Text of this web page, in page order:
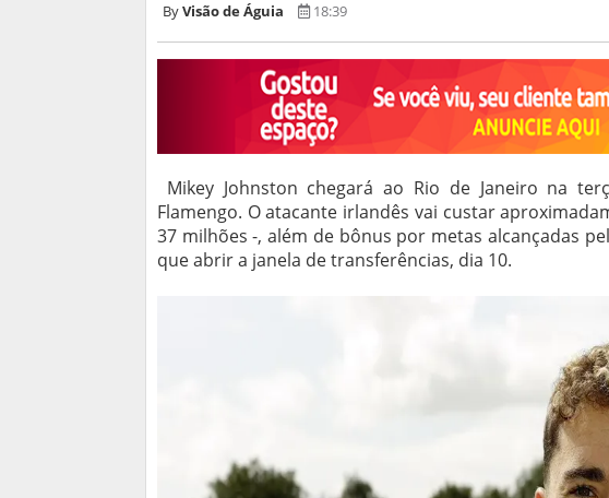
Visão de Águia 18:39
Mikey Johnston chegará ao Rio de Janeiro na
Flamengo. O atacante irlandês vai custar
37 milhões -, além de bônus por metas alcançadas
que abrir a janela de transferências, dia 10.